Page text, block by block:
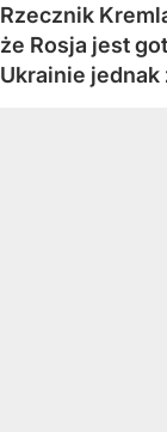
Rzecznik
że Rosja jest
Ukrainie